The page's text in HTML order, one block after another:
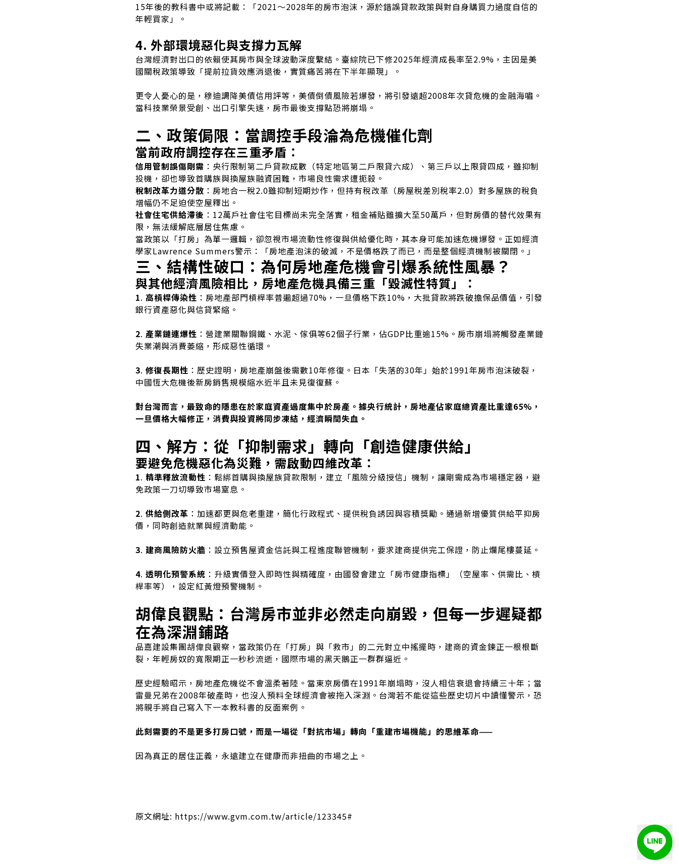
15年後的教科書中或將記載：「2021～2028年的房市泡沫，源於錯誤貸款政策與對自身購買力過度自信的
年輕買家」。
4. 外部環境惡化與支撐力瓦解
台灣經濟對出口的依賴使其房市與全球波動深度繫結。臺綜院已下修2025年經濟成長率至2.9%，主因是美
國關稅政策導致「提前拉貨效應消退後，實質痛苦將在下半年顯現」。
更令人憂心的是，穆迪調降美債信用評等，美債倒債風險若爆發，將引發遠超2008年次貸危機的金融海嘯。
當科技業榮景受創、出口引擎失速，房市最後支撐點恐將崩塌。
二、政策侷限：當調控手段淪為危機催化劑
當前政府調控存在三重矛盾：
信用管制誤傷剛需 ：央行限制第二戶貸款成數（特定地區第二戶限貸六成）、第三戶以上限貸四成，雖抑制
投機，卻也導致首購族與換屋族融資困難，市場良性需求遭扼殺。
稅制改革力道分散 ：房地合一稅2.0雖抑制短期炒作，但持有稅改革（房屋稅差別稅率2.0）對多屋族的稅負
增幅仍不足迫使空屋釋出。
社會住宅供給滯後 ：12萬戶社會住宅目標尚未完全落實，租金補貼雖擴大至50萬戶，但對房價的替代效果有
限，無法緩解底層居住焦慮。
當政策以「打房」為單一邏輯，卻忽視市場流動性修復與供給優化時，其本身可能加速危機爆發。正如經濟
學家Lawrence Summers警示：「房地產泡沫的破滅，不是價格跌了而已，而是整個經濟機制被關閉。」
三、結構性破口：為何房地產危機會引爆系統性風暴？
與其他經濟風險相比，房地產危機具備三重「毀滅性特質」：
1. 高槓桿傳染性 ：房地產部門槓桿率普遍超過70%，一旦價格下跌10%，大批貸款將跌破擔保品價值，引發
銀行資產惡化與信貸緊縮。
2. 產業鏈連爆性 ：營建業關聯鋼鐵、水泥、傢俱等62個子行業，佔GDP比重逾15%。房市崩塌將觸發產業鏈
失業潮與消費萎縮，形成惡性循環。
3. 修復長期性 ：歷史證明，房地產崩盤後需數10年修復。日本「失落的30年」始於1991年房市泡沫破裂，
中國恆大危機後新房銷售規模縮水近半且未見復復蘇。
對台灣而言，最致命的隱患在於家庭資產過度集中於房產。據央行統計，房地產佔家庭總資產比重達65%，
一旦價格大幅修正，消費與投資將同步凍結，經濟瞬間失血。
四、解方：從「抑制需求」轉向「創造健康供給」
要避免危機惡化為災難，需啟動四維改革：
1. 精準釋放流動性 ：鬆綁首購與換屋族貸款限制，建立「風險分級授信」機制，讓剛需成為市場穩定器，避
免政策一刀切導致市場窒息。
2. 供給側改革 ：加速都更與危老重建，簡化行政程式、提供稅負誘因與容積獎勵。通過新增優質供給平抑房
價，同時創造就業與經濟動能。
3. 建商風險防火牆 ：設立預售屋資金信託與工程進度聯管機制，要求建商提供完工保證，防止爛尾樓蔓延。
4. 透明化預警系統 ：升級實價登入即時性與精確度，由國發會建立「房市健康指標」（空屋率、供需比、槓
桿率等），設定紅黃燈預警機制。
胡偉良觀點：台灣房市並非必然走向崩毀，但每一步遲疑都
在為深淵鋪路
品嘉建設集團胡偉良觀察，當政策仍在「打房」與「救市」的二元對立中搖擺時，建商的資金鍊正一根根斷
裂，年輕房奴的寬限期正一秒秒流逝，國際市場的黑天鵝正一群群逼近。
歷史經驗昭示，房地產危機從不會溫柔著陸。當東京房價在1991年崩塌時，沒人相信衰退會持續三十年；當
雷曼兄弟在2008年破產時，也沒人預料全球經濟會被拖入深淵。台灣若不能從這些歷史切片中讀懂警示，恐
將親手將自己寫入下一本教科書的反面案例。
此刻需要的不是更多打房口號，而是一場從「對抗市場」轉向「重建市場機能」的思維革命——
因為真正的居住正義，永遠建立在健康而非扭曲的市場之上。
原文網址: https://www.gvm.com.tw/article/123345#